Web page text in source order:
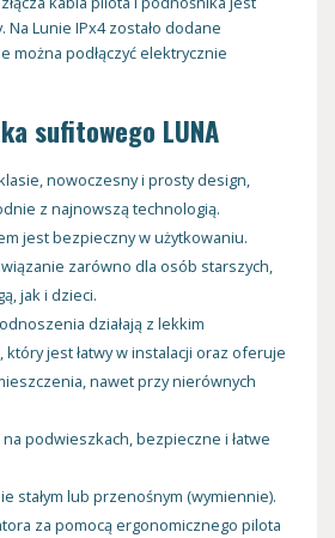
Lunie IPx4 zostało dodane
można podłączyć elektrycznie
sufitowego LUNA
nowoczesny i prosty design,
z najnowszą technologią.
jest bezpieczny w użytkowaniu.
zarówno dla osób starszych,
jak i dzieci.
działają z lekkim
jest łatwy w instalacji oraz oferuje
nawet przy nierównych
podwieszkach, bezpieczne i łatwe
stałym lub przenośnym (wymiennie).
za pomocą ergonomicznego pilota